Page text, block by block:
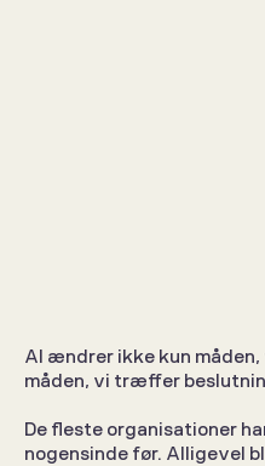
forstærkede
AI ændrer ikke kun
måden, vi træffer
De fleste organisationer
nogensinde før. Alligevel